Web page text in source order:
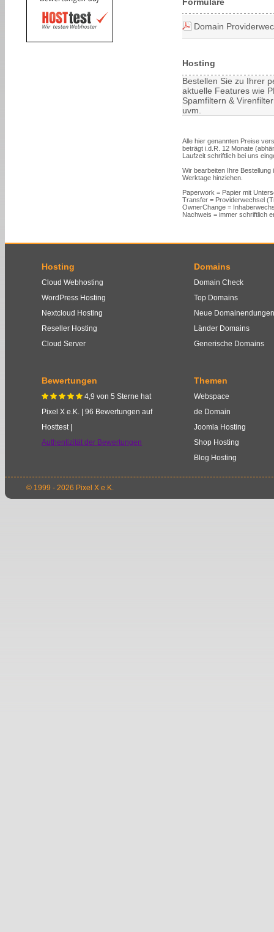
Domain
Hosting
Bestellen Sie zu Ihrer
aktuelle Features wie
Spamfiltern &
uvm.
Alle hier genannten Preise
beträgt i.d.R. 12 Monate
Laufzeit schriftlich bei uns
Wir bearbeiten Ihre
Werktage hinziehen.
Paperwork = Papier mit
Transfer = Providerwechsel
OwnerChange =
Nachweis = immer schriftlich
Hosting
Cloud Webhosting
WordPress Hosting
Nextcloud Hosting
Reseller Hosting
Cloud Server
Domains
Domain Check
Top Domains
Neue Domainendungen
Länder Domains
Generische Domains
Bewertungen
     4,9 von 5 Sterne hat
Pixel X e.K.
96 Bewertungen auf
Hosttest |
Authentizität der Bewertungen
Themen
Webspace
de Domain
Joomla Hosting
Shop Hosting
Blog Hosting
© 1999 - 2026 Pixel X e.K.